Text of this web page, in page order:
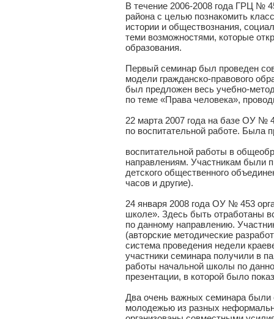
В течение 2006-2008 года ГРЦ №
района с целью познакомить
истории и обществознания,
теми возможностями, которые
образования.
Первый семинар был проведен
модели гражданско-правового
был предложен весь учебно-
по теме «Права человека»,
22 марта 2007 года на базе ОУ №
по воспитательной работе. Была
воспитательной работы в
направлениям. Участникам были
детского общественного
часов и другие).
24 января 2008 года ОУ № 453
школе». Здесь быть отработаны
по данному направлению.
(авторские методические
система проведения недели
участники семинара получили в
работы начальной школы по
презентации, в которой было
Два очень важных семинара
молодежью из разных